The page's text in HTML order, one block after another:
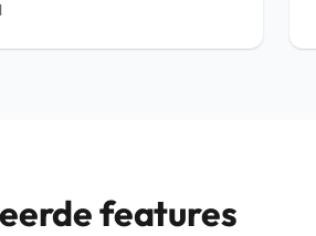
features